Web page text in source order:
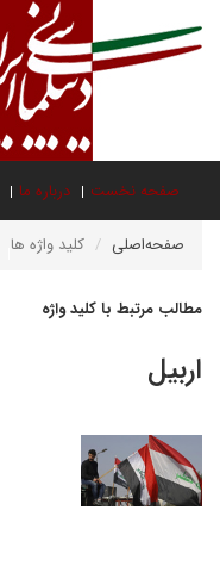
صفحه نخست درباره ما
صفحه‌اصلی کلید واژه ها
مطالب مرتبط با کلید واژه
اربیل